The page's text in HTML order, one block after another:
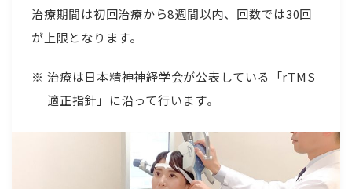
治療期間は初回治療から8週間以内、回数では30回
が上限となります。
治療は日本精神神経学会が公表している「rTMS
適正指針」に沿って行います。